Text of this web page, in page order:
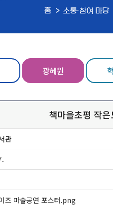
홈 소통·참여 마당
광혜원
책마을초평 작
관
즈 마술공연 포스터.png